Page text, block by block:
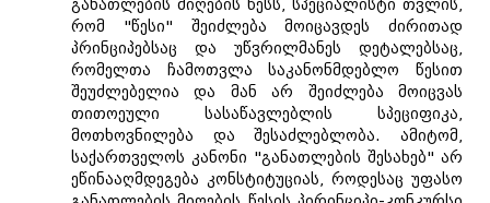
განათლების მიღების წესს, სპეციალისტი თვლის,
რომ "წესი" შეიძლება მოიცავდეს ძირითად
პრინციპებსაც და უწვრილმანეს დეტალებსაც,
რომელთა ჩამოთვლა საკანონმდებლო წესით
შეუძლებელია და მან არ შეიძლება მოიცვას
თითოეული სასაწავლებლის სპეციფიკა,
მოთხოვნილება და შესაძლებლობა. ამიტომ,
საქართველოს კანონი "განათლების შესახებ" არ
ეწინააღმდეგება კონსტიტუციას, როდესაც უფასო